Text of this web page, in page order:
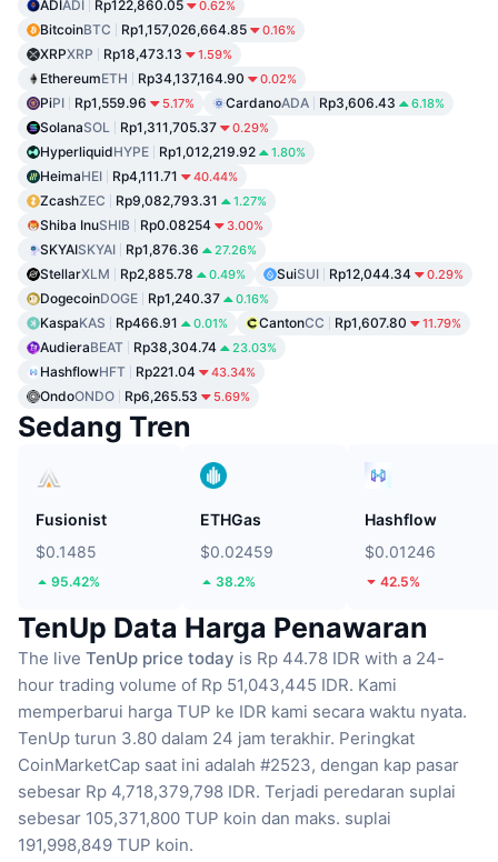
ADIADI Rp122,860.05 0.62%
BitcoinBTC Rp1,157,026,664.85 0.16%
XRPXRP Rp18,473.13 1.59%
EthereumETH Rp34,137,164.90 0.02%
PiPI Rp1,559.96 5.17% CardanoADA Rp3,606.43 6.18%
SolanaSOL Rp1,311,705.37 0.29%
HyperliquidHYPE Rp1,012,219.92 1.80%
HeimaHEI Rp4,111.71 40.44%
ZcashZEC Rp9,082,793.31 1.27%
Shiba InuSHIB Rp0.08254 3.00%
SKYAISKYAI Rp1,876.36 27.26%
StellarXLM Rp2,885.78 0.49% SuiSUI Rp12,044.34 0.29%
DogecoinDOGE Rp1,240.37 0.16%
KaspaKAS Rp466.91 0.01% CantonCC Rp1,607.80 11.79%
AudieraBEAT Rp38,304.74 23.03%
HashflowHFT Rp221.04 43.34%
OndoONDO Rp6,265.53 5.69%
Sedang Tren
Fusionist
$0.1485
95.42%
ETHGas
$0.02459
38.2%
Hashflow
$0.01246
42.5%
TenUp Data Harga Penawaran
The live TenUp price today is Rp 44.78 IDR with a 24-
hour trading volume of Rp 51,043,445 IDR. Kami
memperbarui harga TUP ke IDR kami secara waktu nyata.
TenUp turun 3.80 dalam 24 jam terakhir. Peringkat
CoinMarketCap saat ini adalah #2523, dengan kap pasar
sebesar Rp 4,718,379,798 IDR. Terjadi peredaran suplai
sebesar 105,371,800 TUP koin dan maks. suplai
191,998,849 TUP koin.